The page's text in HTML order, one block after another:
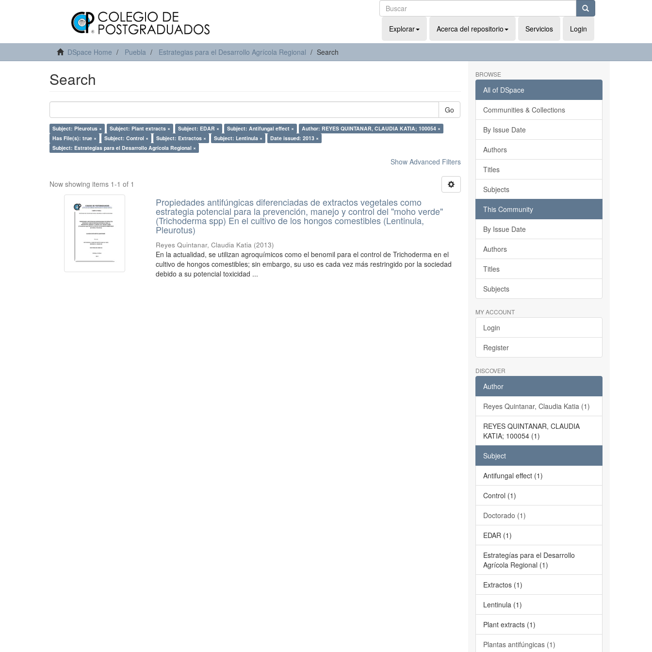
Explorar Acerca del repositorio Servicios Login
DSpace Home Puebla Estrategias para el Desarrollo Agrícola Regional Search
Search
Go
Subject: Pleurotus × Subject: Plant extracts × Subject: EDAR × Subject: Antifungal effect ×
Author: REYES QUINTANAR, CLAUDIA KATIA; 100054 ×
Has File(s): true ×
Subject: Control × Subject: Extractos × Subject: Lentinula ×
Date issued: 2013 ×
Subject: Estrategías para el Desarrollo Agrícola Regional ×
Show Advanced Filters
Now showing items 1-1 of 1
Propiedades antifúngicas diferenciadas de extractos vegetales como
estrategia potencial para la prevención, manejo y control del "moho verde"
(Trichoderma spp) En el cultivo de los hongos comestibles (Lentinula,
Pleurotus)
Reyes Quintanar, Claudia Katia (2013)
En la actualidad, se utilizan agroquímicos como el benomil para el control de Trichoderma en el
cultivo de hongos comestibles; sin embargo, su uso es cada vez más restringido por la sociedad
debido a su potencial toxicidad ...
BROWSE
All of DSpace
Communities & Collections
By Issue Date
Authors
Titles
Subjects
This Community
By Issue Date
Authors
Titles
Subjects
MY ACCOUNT
Login
Register
DISCOVER
Author
Reyes Quintanar, Claudia Katia (1)
REYES QUINTANAR, CLAUDIA
KATIA; 100054 (1)
Subject
Antifungal effect (1)
Control (1)
Doctorado (1)
EDAR (1)
Estrategías para el Desarrollo
Agrícola Regional (1)
Extractos (1)
Lentinula (1)
Plant extracts (1)
Plantas antifúngicas (1)